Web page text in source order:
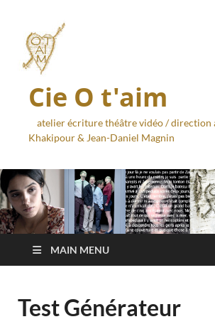
Cie O t'aim
atelier écriture théâtre vidéo / direction
Khakipour & Jean-Daniel Magnin
MAIN MENU
Test Générateur